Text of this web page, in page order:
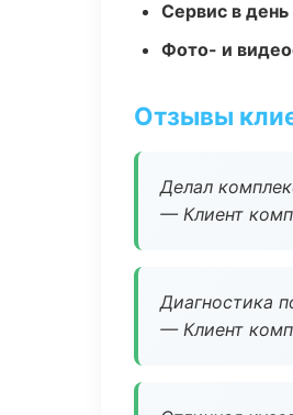
Сервис в
Фото- и
Отзывы
Делал
— Клиент
Диагностика
— Клиент